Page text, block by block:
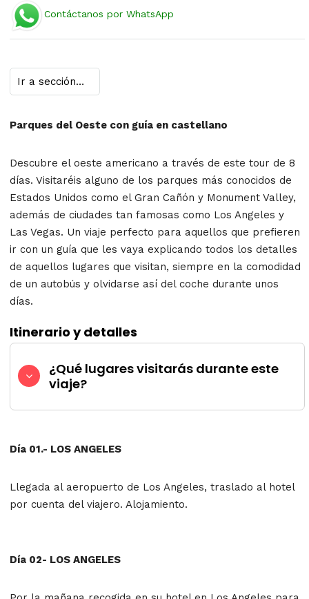
Contáctanos por WhatsApp
Parques del Oeste con guía en castellano
Descubre el oeste americano a través de este tour de 8
días. Visitaréis alguno de los parques más conocidos de
Estados Unidos como el Gran Cañón y Monument Valley,
además de ciudades tan famosas como Los Angeles y
Las Vegas. Un viaje perfecto para aquellos que prefieren
ir con un guía que les vaya explicando todos los detalles
de aquellos lugares que visitan, siempre en la comodidad
de un autobús y olvidarse así del coche durante unos
días.
Itinerario y detalles
¿Qué lugares visitarás durante este
viaje?
Día 01.- LOS ANGELES
Llegada al aeropuerto de Los Angeles, traslado al hotel
por cuenta del viajero. Alojamiento.
Día 02- LOS ANGELES